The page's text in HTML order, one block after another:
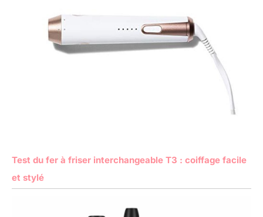
Test du fer à friser interchangeable T3 : coiffage facile
et stylé